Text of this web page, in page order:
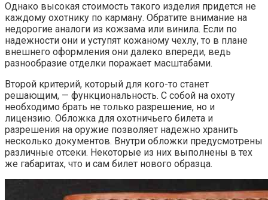
Однако высокая стоимость такого изделия придется не
каждому охотнику по карману. Обратите внимание на
недорогие аналоги из кожзама или винила. Если по
надежности они и уступят кожаному чехлу, то в плане
внешнего оформления они далеко впереди, ведь
разнообразие отделки поражает масштабами.
Второй критерий, который для кого-то станет
решающим, — функциональность. С собой на охоту
необходимо брать не только разрешение, но и
лицензию. Обложка для охотничьего билета и
разрешения на оружие позволяет надежно хранить
несколько документов. Внутри обложки предусмотрены
различные отсеки. Некоторые из них выполнены в тех
же габаритах, что и сам билет нового образца.